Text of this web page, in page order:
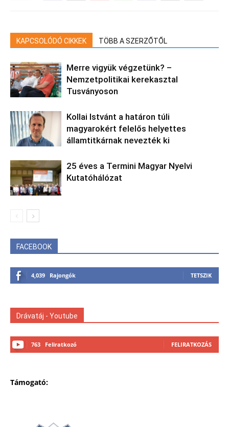
KAPCSOLÓDÓ CIKKEK TÖBB A SZERZŐTŐL
Merre vigyük végzetünk? –
Nemzetpolitikai kerekasztal
Tusványoson
Kollai Istvánt a határon túli
magyarokért felelős helyettes
államtitkárnak nevezték ki
25 éves a Termini Magyar Nyelvi
Kutatóhálózat
FACEBOOK
4,039 Rajongók TETSZIK
Drávatáj - Youtube
763 Feliratkozó FELIRATKOZÁS
Támogató: